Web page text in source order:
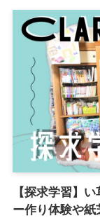
【探求学習】
ー作り体験や